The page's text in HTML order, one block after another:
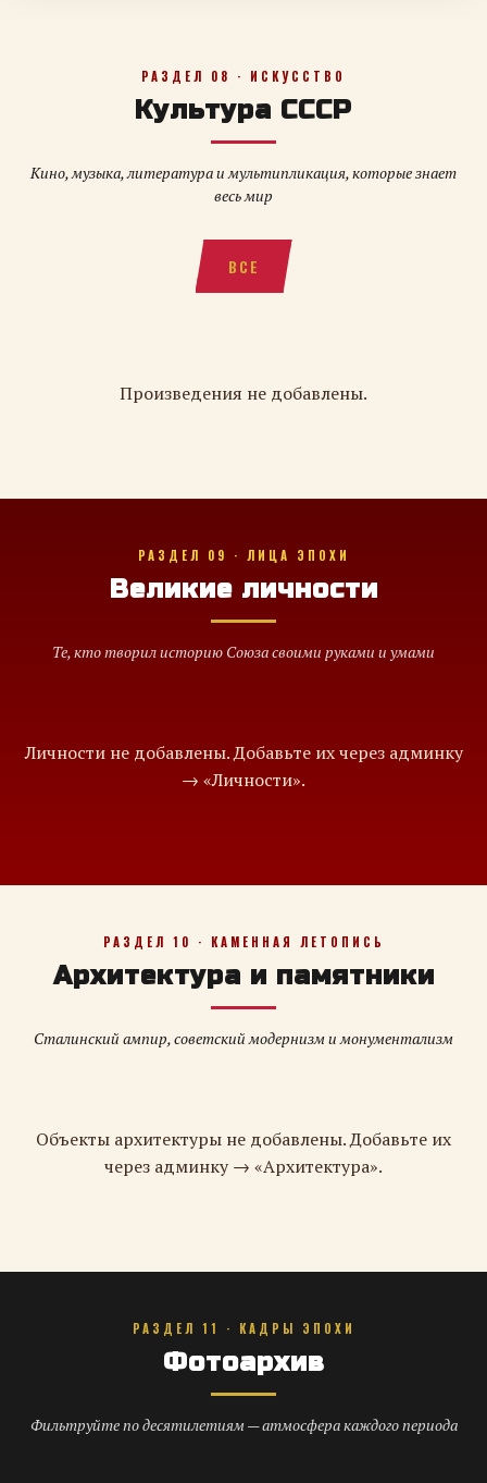
РАЗДЕЛ 08 · ИСКУССТВО
Культура СССР
Кино, музыка, литература и мультипликация, которые знает
весь мир
ВСЕ
Произведения не добавлены.
РАЗДЕЛ 09 · ЛИЦА ЭПОХИ
Великие личности
Те, кто творил историю Союза своими руками и умами
Личности не добавлены. Добавьте их через админку
→ «Личности».
РАЗДЕЛ 10 · КАМЕННАЯ ЛЕТОПИСЬ
Архитектура и памятники
Сталинский ампир, советский модернизм и монументализм
Объекты архитектуры не добавлены. Добавьте их
через админку → «Архитектура».
РАЗДЕЛ 11 · КАДРЫ ЭПОХИ
Фотоархив
Фильтруйте по десятилетиям — атмосфера каждого периода